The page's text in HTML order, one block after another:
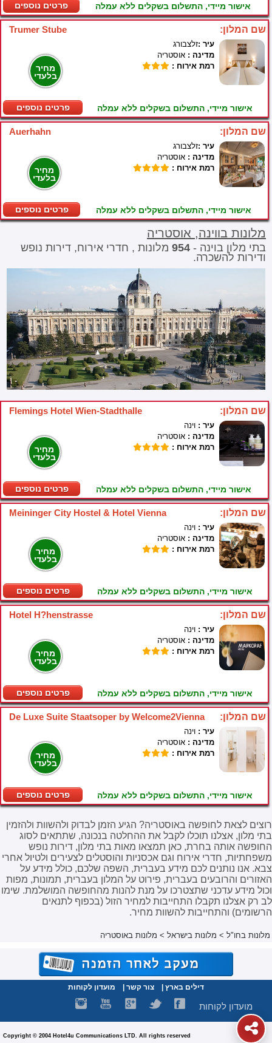
פרטים נוספים אישור מיידי, התשלום בשקלים ללא עמלה
Trumer Stube שם המלון:
מחיר
בלעדי
פרטים נוספים
עיר :זלצבורג
מדינה : אוסטריה
רמת אירוח :
אישור מיידי, התשלום בשקלים ללא עמלה
Auerhahn שם המלון:
מחיר
בלעדי
פרטים נוספים
עיר :זלצבורג
מדינה : אוסטריה
רמת אירוח :
אישור מיידי, התשלום בשקלים ללא עמלה
מלונות בווינה, אוסטריה
בתי מלון בוינה - 954 מלונות , חדרי אירוח, דירות נופש
ודירות להשכרה.
Flemings Hotel Wien-Stadthalle שם המלון:
מחיר
בלעדי
פרטים נוספים
עיר : וינה
מדינה : אוסטריה
רמת אירוח :
אישור מיידי, התשלום בשקלים ללא עמלה
Meininger City Hostel & Hotel Vienna שם המלון:
מחיר
בלעדי
פרטים נוספים
עיר : וינה
מדינה : אוסטריה
רמת אירוח :
אישור מיידי, התשלום בשקלים ללא עמלה
Hotel H?henstrasse שם המלון:
מחיר
בלעדי
פרטים נוספים
עיר : וינה
מדינה : אוסטריה
רמת אירוח :
אישור מיידי, התשלום בשקלים ללא עמלה
De Luxe Suite Staatsoper by Welcome2Vienna שם המלון:
מחיר
בלעדי
פרטים נוספים
עיר : וינה
מדינה : אוסטריה
רמת אירוח :
אישור מיידי, התשלום בשקלים ללא עמלה
רוצים לצאת לחופשה באוסטריה? הגיע הזמן לבדוק ולהשוות ולהזמין
בתי מלון, אצלנו תוכלו לקבל את ההחלטה בנכונה, שתתאים לסוג
החופשה אותה בחרת, כאן תמצאו מאות בתי מלון, דירות נופש
משפחתיות, חדרי אירוח וגם אכסניות והוסטלים לצעירים ולטיול אחרי
צבא. אנו נותנים לכם מידע בעברית, השפה שלכם, כולל מידע על
האזורים והרובעים בעברית, פירוט על המלון בעברית, תמונות, מפות
וכול מידע עדכני שתצטרכו על מנת להנות מהחופשה המושלמת. שימו
לב רק אצלנו תקבלו התחייבות למחיר הזול (בכפוף לתנאים
הרשומים) והתחייבות להשוות מחיר.
מלונות בחו"ל > מלונות בישראל > מלונות באוסטריה
דילים בארץ צור קשר מועדון לקוחות
מועדון לקוחות
Copyright © 2004 Hotel4u Communications LTD. All rights reserved